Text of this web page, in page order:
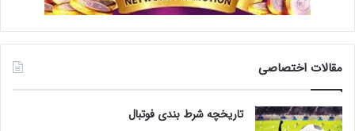
مقالات اختصاصی
تاریخچه شرط بندی فوتبال